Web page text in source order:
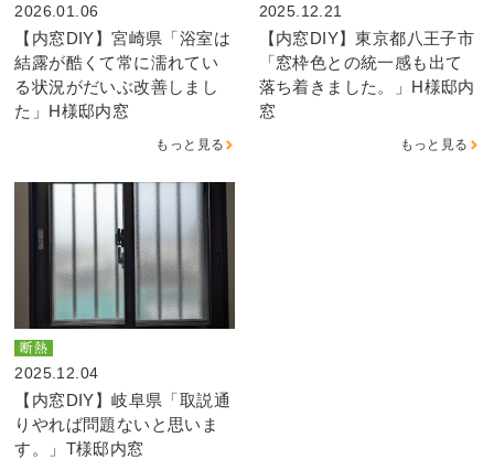
2026.01.06
【内窓DIY】宮崎県「浴室は
結露が酷くて常に濡れてい
る状況がだいぶ改善しまし
た」H様邸内窓
もっと見る
2025.12.21
【内窓DIY】東京都八王子市
「窓枠色との統一感も出て
落ち着きました。」H様邸内
窓
もっと見る
断熱
2025.12.04
【内窓DIY】岐阜県「取説通
りやれば問題ないと思いま
す。」T様邸内窓